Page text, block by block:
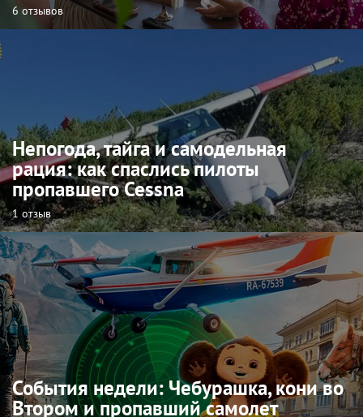
6 отзывов
Непогода, тайга и самодельная
рация: как спаслись пилоты
пропавшего Cessna
1 отзыв
События недели: Чебурашка, кони во
Втором и пропавший самолет